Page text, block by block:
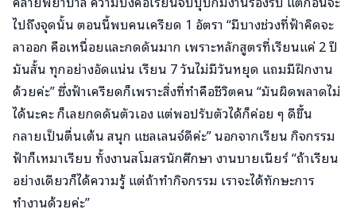
ไปถึงจุดนั้น ตอนนี้พบคนเครียด 1 อัตรา “มีบางช่วงที่ฟ้าคิดจะ
ลาออก คือเหนื่อยและกดดันมาก เพราะหลักสูตรที่เรียนแค่ 2 ปี
มันสั้น ทุกอย่างอัดแน่น เรียน 7 วันไม่มีวันหยุด แถมมีฝึกงาน
ด้วยค่ะ” ซึ่งฟ้าเครียดก็เพราะสิ่งที่ทำคือชีวิตคน “มันผิดพลาดไม่
ได้นะคะ ก็เลยกดดันตัวเอง แต่พอปรับตัวได้ก็ค่อย ๆ ดีขึ้น
กลายเป็นตื่นเต้น สนุก แชลเลนจ์ดีค่ะ” นอกจากเรียน กิจกรรม
ฟ้าก็เหมาเรียบ ทั้งงานสโมสรนักศึกษา งานบายเนียร์ “ถ้าเรียน
อย่างเดียวก็ได้ความรู้ แต่ถ้าทำกิจกรรม เราจะได้ทักษะการ
ทำงานด้วยค่ะ”